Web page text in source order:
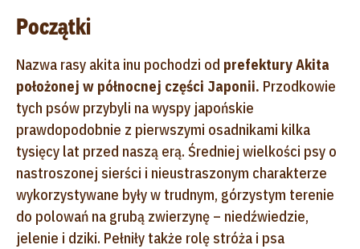
Początki
Nazwa rasy akita inu pochodzi od prefektury Akita
położonej w północnej części Japonii. Przodkowie
tych psów przybyli na wyspy japońskie
prawdopodobnie z pierwszymi osadnikami kilka
tysięcy lat przed naszą erą. Średniej wielkości psy o
nastroszonej sierści i nieustraszonym charakterze
wykorzystywane były w trudnym, górzystym terenie
do polowań na grubą zwierzynę – niedźwiedzie,
jelenie i dziki. Pełniły także rolę stróża i psa